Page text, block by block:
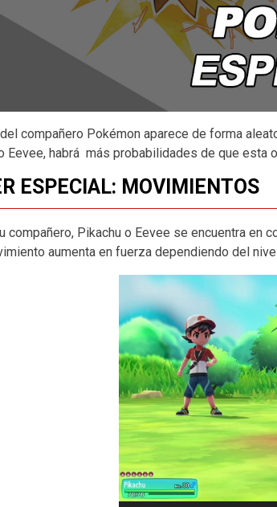
compañero Pokémon aparece de forma
Eevee, habrá más probabilidades de que esta
ESPECIAL: MOVIMIENTOS
compañero, Pikachu o Eevee se encuentra en
aumenta en fuerza dependiendo del